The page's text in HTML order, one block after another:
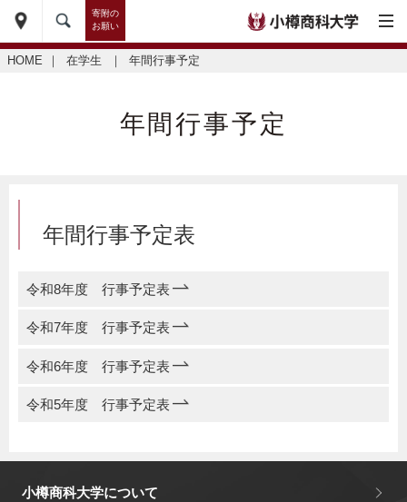
寄附の
お願い
HOME ｜ 在学生 ｜ 年間行事予定
年間行事予定
年間行事予定表
令和8年度 行事予定表
令和7年度 行事予定表
令和6年度 行事予定表
令和5年度 行事予定表
小樽商科大学について